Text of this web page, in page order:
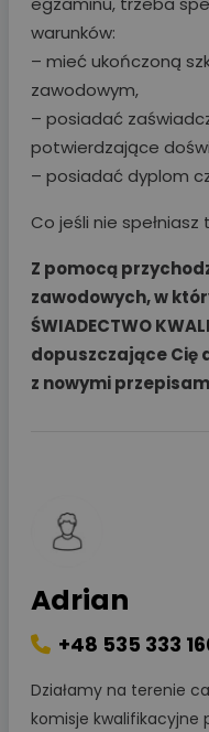
warunków:
– mieć ukończoną
zawodowym,
– posiadać
potwierdzające
– posiadać dyplom
Co jeśli nie
Z pomocą
zawodowych, w
ŚWIADECTWO
dopuszczające Cię
z nowymi
Adrian
+48 535 333
Działamy na terenie
komisje kwalifikacyjne